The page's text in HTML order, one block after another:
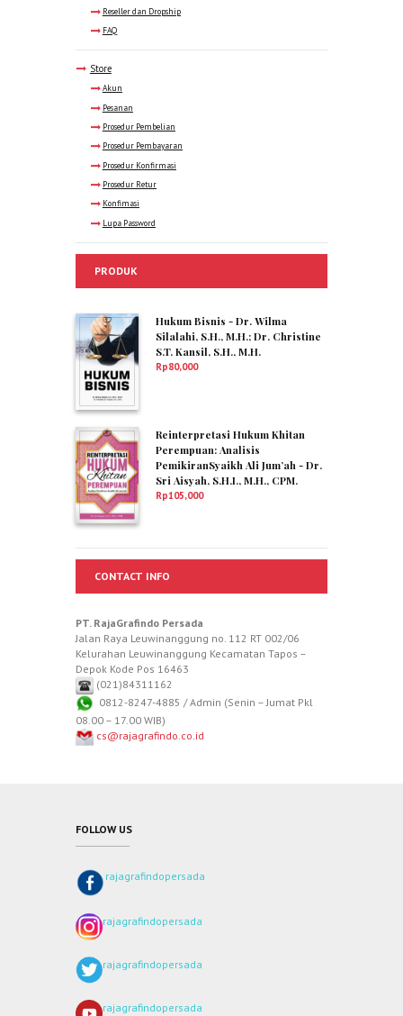
Reseller dan Dropship
FAQ
Store
Akun
Pesanan
Prosedur Pembelian
Prosedur Pembayaran
Prosedur Konfirmasi
Prosedur Retur
Konfimasi
Lupa Password
PRODUK
Hukum Bisnis - Dr. Wilma
Silalahi, S.H., M.H.; Dr. Christine
S.T. Kansil, S.H., M.H.
Rp80,000
Reinterpretasi Hukum Khitan
Perempuan: Analisis
PemikiranSyaikh Ali Jum’ah - Dr.
Sri Aisyah, S.H.I., M.H., CPM.
Rp105,000
CONTACT INFO
PT. RajaGrafindo Persada
Jalan Raya Leuwinanggung no. 112 RT 002/06
Kelurahan Leuwinanggung Kecamatan Tapos –
Depok Kode Pos 16463
(021)84311162
0812-8247-4885 / Admin (Senin – Jumat Pkl
08.00 – 17.00 WIB)
cs@rajagrafindo.co.id
FOLLOW US
rajagrafindopersada
rajagrafindopersada
rajagrafindopersada
rajagrafindopersada